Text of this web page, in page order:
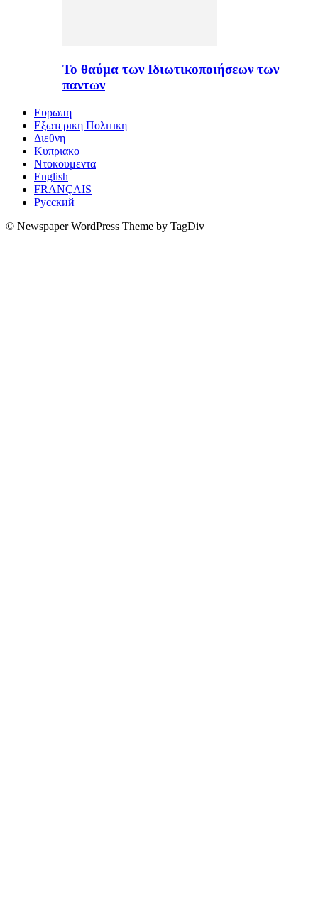
Το θαύμα των Ιδιωτικοποιήσεων των
παντων
Ευρωπη
Εξωτερικη Πολιτικη
Διεθνη
Κυπριακο
Ντοκουμεντα
English
FRANÇAIS
Русский
© Newspaper WordPress Theme by TagDiv